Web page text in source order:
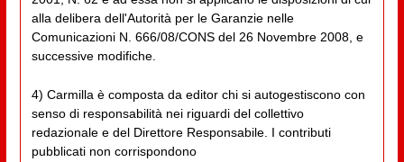
alla delibera dell'Autorità per le Garanzie nelle
Comunicazioni N. 666/08/CONS del 26 Novembre 2008, e
successive modifiche.
4) Carmilla è composta da editor chi si autogestiscono con
senso di responsabilità nei riguardi del collettivo
redazionale e del Direttore Responsabile. I contributi
pubblicati non corrispondono